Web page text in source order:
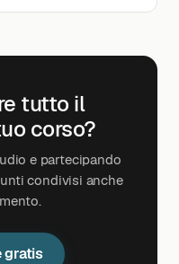
tutto il
corso?
e partecipando
condivisi anche
gratis